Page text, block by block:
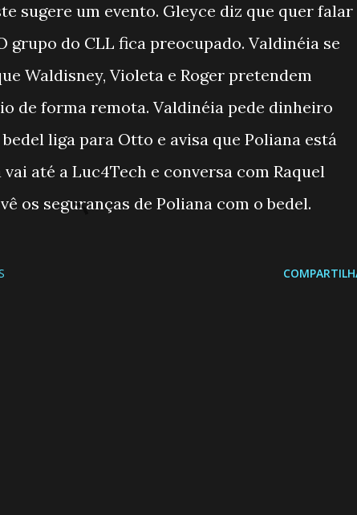
sugere um evento. Gleyce diz que quer falar
grupo do CLL fica preocupado. Valdinéia se
Waldisney, Violeta e Roger pretendem
de forma remota. Valdinéia pede dinheiro
liga para Otto e avisa que Poliana está
até a Luc4Tech e conversa com Raquel
os seguranças de Poliana com o bedel.